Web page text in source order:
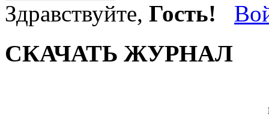
Здравствуйте, Гость!
СКАЧАТЬ ЖУРНАЛ